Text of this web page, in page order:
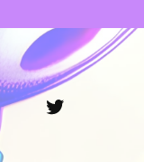
Twitter